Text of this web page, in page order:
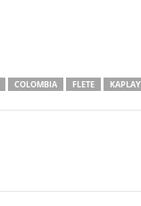
COLOMBIA FLETE